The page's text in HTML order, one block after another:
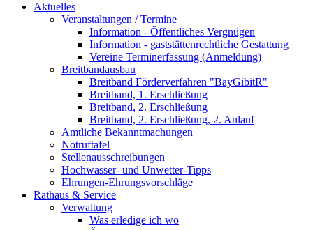
Aktuelles
Veranstaltungen / Termine
Information - Öffentliches Vergnügen
Information - gaststättenrechtliche Gestattung
Vereine Terminerfassung (Anmeldung)
Breitbandausbau
Breitband Förderverfahren "BayGibitR"
Breitband, 1. Erschließung
Breitband, 2. Erschließung
Breitband, 2. Erschließung, 2. Anlauf
Amtliche Bekanntmachungen
Notruftafel
Stellenausschreibungen
Hochwasser- und Unwetter-Tipps
Ehrungen-Ehrungsvorschläge
Rathaus & Service
Verwaltung
Was erledige ich wo